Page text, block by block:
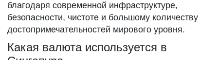
благодаря современной инфраструктуре,
безопасности, чистоте и большому количеству
достопримечательностей мирового уровня.
Какая валюта используется в